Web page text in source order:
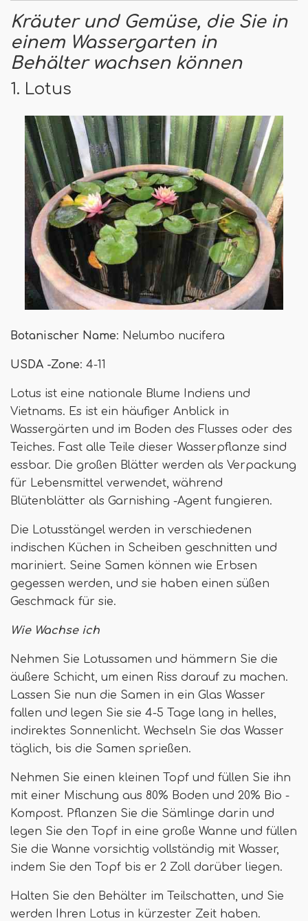
Kräuter und Gemüse, die Sie in
einem Wassergarten in
Behälter wachsen können
1. Lotus
Botanischer Name: Nelumbo nucifera
USDA -Zone: 4-11
Lotus ist eine nationale Blume Indiens und
Vietnams. Es ist ein häufiger Anblick in
Wassergärten und im Boden des Flusses oder des
Teiches. Fast alle Teile dieser Wasserpflanze sind
essbar. Die großen Blätter werden als Verpackung
für Lebensmittel verwendet, während
Blütenblätter als Garnishing -Agent fungieren.
Die Lotusstängel werden in verschiedenen
indischen Küchen in Scheiben geschnitten und
mariniert. Seine Samen können wie Erbsen
gegessen werden, und sie haben einen süßen
Geschmack für sie.
Wie Wachse ich
Nehmen Sie Lotussamen und hämmern Sie die
äußere Schicht, um einen Riss darauf zu machen.
Lassen Sie nun die Samen in ein Glas Wasser
fallen und legen Sie sie 4-5 Tage lang in helles,
indirektes Sonnenlicht. Wechseln Sie das Wasser
täglich, bis die Samen sprießen.
Nehmen Sie einen kleinen Topf und füllen Sie ihn
mit einer Mischung aus 80% Boden und 20% Bio -
Kompost. Pflanzen Sie die Sämlinge darin und
legen Sie den Topf in eine große Wanne und füllen
Sie die Wanne vorsichtig vollständig mit Wasser,
indem Sie den Topf bis er 2 Zoll darüber liegen.
Halten Sie den Behälter im Teilschatten, und Sie
werden Ihren Lotus in kürzester Zeit haben.